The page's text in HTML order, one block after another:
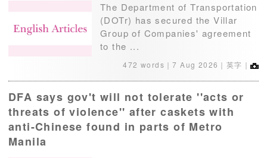
The Department of Transportation
(DOTr) has secured the Villar
Group of Companies' agreement
to the ...
472 words｜7 Aug 2026 ｜英字｜
DFA says gov't will not tolerate ''acts or
threats of violence'' after caskets with
anti-Chinese found in parts of Metro
Manila